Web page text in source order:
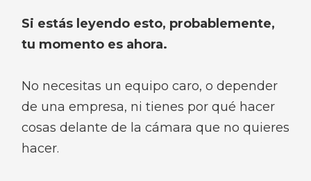
Si estás leyendo esto, probablemente,
tu momento es ahora.
No necesitas un equipo caro, o depender
de una empresa, ni tienes por qué hacer
cosas delante de la cámara que no quieres
hacer.